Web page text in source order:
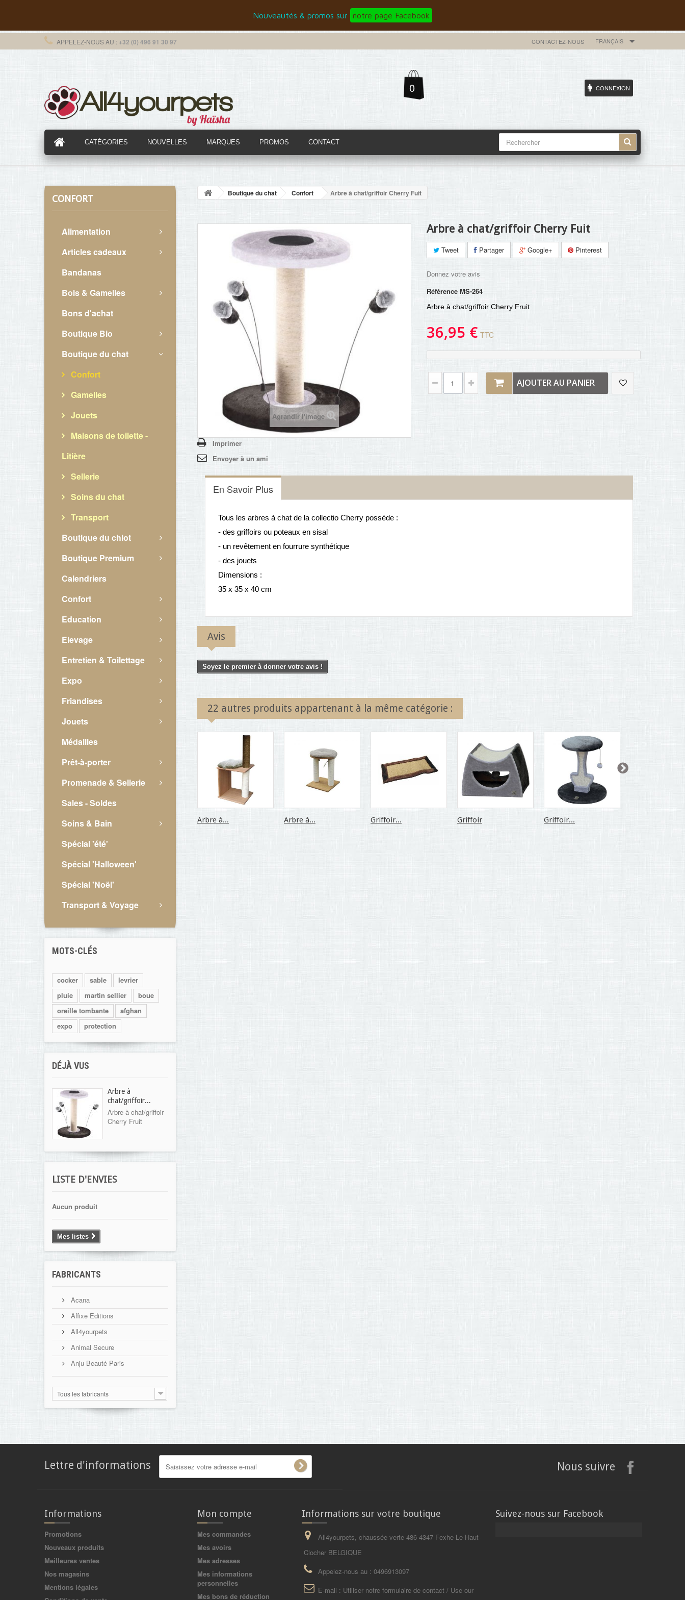
Nouveautés & promos sur notre page Facebook
FRANÇAIS
CONTACTEZ-NOUS
APPELEZ-NOUS AU : +32 (0) 496 91 30 97
0 CONNEXION
CATÉGORIES NOUVELLES MARQUES PROMOS CONTACT
CONFORT
Alimentation
Articles cadeaux
Bandanas
Bols & Gamelles
Bons d'achat
Boutique Bio
Boutique du chat
Confort
Gamelles
Jouets
Maisons de toilette -
Litière
Sellerie
Soins du chat
Transport
Boutique du chiot
Boutique Premium
Calendriers
Confort
Education
Elevage
Entretien & Toilettage
Expo
Friandises
Jouets
Médailles
Prêt-à-porter
Promenade & Sellerie
Sales - Soldes
Soins & Bain
Spécial 'été'
Spécial 'Halloween'
Spécial 'Noël'
Transport & Voyage
MOTS-CLÉS
cocker sable
levrier
pluie
martin sellier
boue
oreille tombante
afghan
expo
protection
DÉJÀ VUS
Arbre à
chat/griffoir...
Arbre à chat/griffoir
Cherry Fruit
LISTE D'ENVIES
Aucun produit
Mes listes
FABRICANTS
Acana
Affixe Editions
All4yourpets
Animal Secure
Anju Beauté Paris
Tous les fabricants
Boutique du chat Confort Arbre à chat/griffoir Cherry Fuit
Agrandir l'image
Imprimer
Envoyer à un ami
Arbre à chat/griffoir Cherry Fuit
Tweet Partager Google+ Pinterest
Donnez votre avis
Référence MS-264
Arbre à chat/griffoir Cherry Fruit
36,95 € TTC
AJOUTER AU PANIER
En Savoir Plus
Tous les arbres à chat de la collectio Cherry possède :
- des griffoirs ou poteaux en sisal
- un revêtement en fourrure synthétique
- des jouets
Dimensions :
35 x 35 x 40 cm
Avis
Soyez le premier à donner votre avis !
22 autres produits appartenant à la même catégorie :
Arbre à... Arbre à... Griffoir... Griffoir Griffoir...
Lettre d'informations Nous suivre
Informations
Promotions
Nouveaux produits
Meilleures ventes
Nos magasins
Mentions légales
Mon compte
Mes commandes
Mes avoirs
Mes adresses
Mes informations
personnelles
Mes bons de réduction
Informations sur votre boutique
All4yourpets, chaussée verte 486 4347 Fexhe-Le-Haut-
Clocher BELGIQUE
Appelez-nous au : 0496913097
E-mail : Utiliser notre formulaire de contact / Use our
Suivez-nous sur Facebook